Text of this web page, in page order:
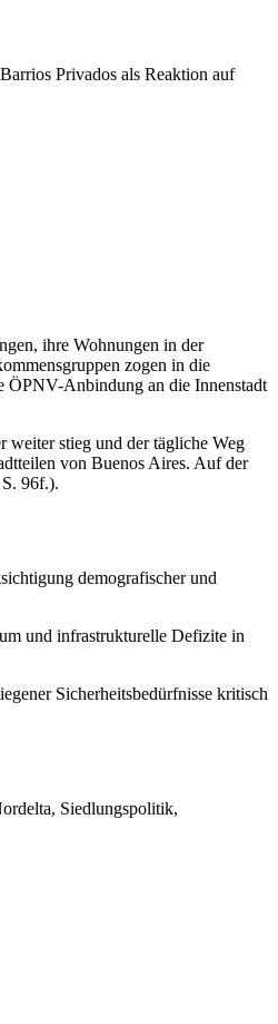
Privados als Reaktion auf
ihre Wohnungen in der
zogen in die
ÖPNV-Anbindung an die Innenstadt
weiter stieg und der tägliche Weg
von Buenos Aires. Auf der
96f.).
demografischer und
und infrastrukturelle Defizite in
Sicherheitsbedürfnisse kritisch
Siedlungspolitik,